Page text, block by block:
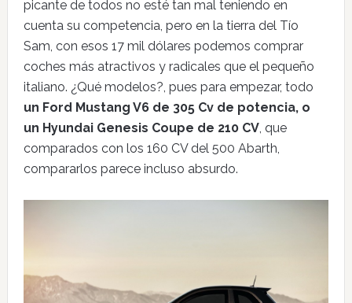
picante de todos no esté tan mal teniendo en
cuenta su competencia, pero en la tierra del Tío
Sam, con esos 17 mil dólares podemos comprar
coches más atractivos y radicales que el pequeño
italiano. ¿Qué modelos?, pues para empezar, todo
un Ford Mustang V6 de 305 Cv de potencia, o
un Hyundai Genesis Coupe de 210 CV, que
comparados con los 160 CV del 500 Abarth,
compararlos parece incluso absurdo.